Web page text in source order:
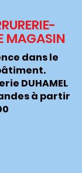
MAGASIN
dans le
DUHAMEL
à partir